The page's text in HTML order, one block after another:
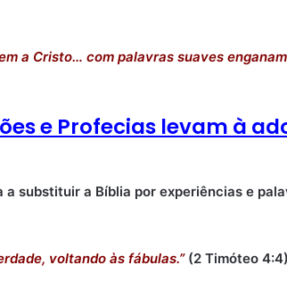
a Cristo… com palavras suaves
e Profecias levam à
a substituir a Bíblia por experiências e
voltando às fábulas.”(2 Timóteo 4:4)